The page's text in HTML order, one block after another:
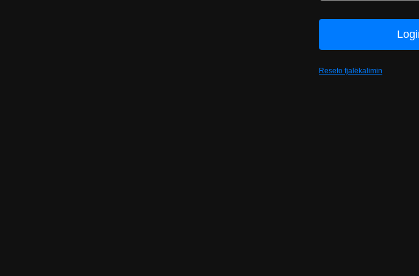
Reseto fjalëkalimin